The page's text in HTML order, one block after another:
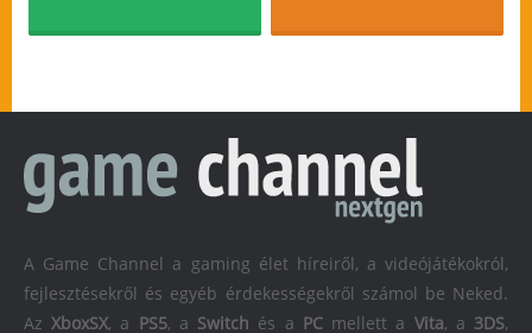
A Game Channel a gaming élet híreiről, a videójátékokról,
fejlesztésekről és egyéb érdekességekről számol be Neked.
AzXboxSX, a PS5, a Switch és a PCmellett a Vita, a 3DS,